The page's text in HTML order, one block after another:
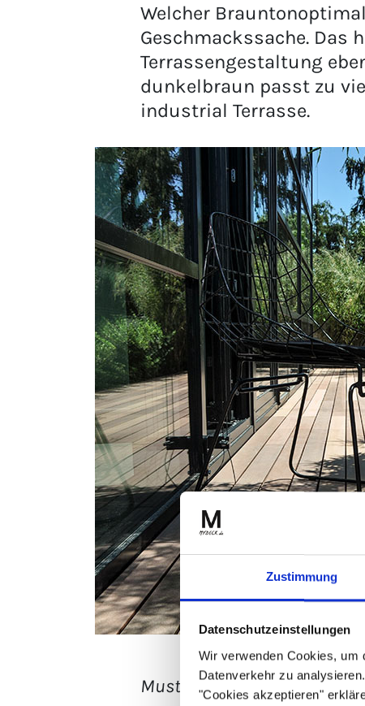
Zustimmung
Datenschutzeinstellungen
Wir verwenden Cookies, um
Datenverkehr zu
"Cookies akzeptieren"
Welcher
Geschmackssache.
Terrassengestaltung
dunkelbraun passt zu
industrial Terrasse.
Musterversand der braunen